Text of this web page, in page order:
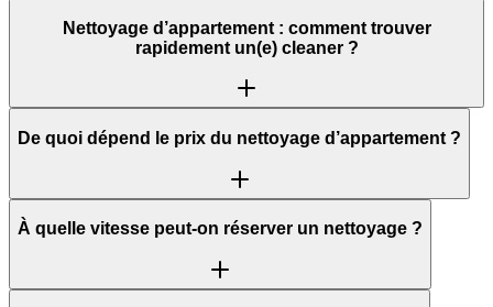
Nettoyage d’appartement : comment trouver
rapidement un(e) cleaner ?
De quoi dépend le prix du nettoyage d’appartement ?
À quelle vitesse peut-on réserver un nettoyage ?